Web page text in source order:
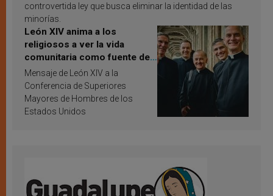
controvertida ley que busca eliminar la identidad de las
minorías.
León XIV anima a los
religiosos a ver la vida
comunitaria como fuente de
inspiración y santificación
Mensaje de León XIV a la
Conferencia de Superiores
Mayores de Hombres de los
Estados Unidos